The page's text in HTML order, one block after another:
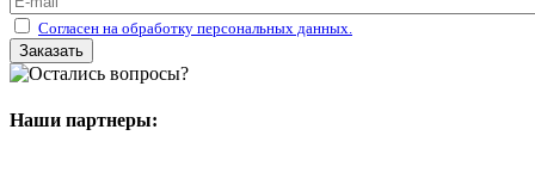
Согласен на обработку персональных данных.
Наши партнеры: